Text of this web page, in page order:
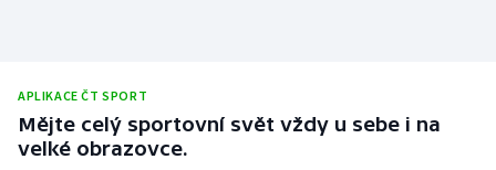
Americký fotbal
NEPŘEHLÉDNĚTE
APLIKACE ČT SPORT
Mějte celý sportovní svět vždy u sebe i na
velké obrazovce.